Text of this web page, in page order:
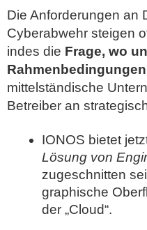
Die Anforderungen an
Cyberabwehr steigen
indes die Frage, wo
mittelständische
Betreiber an
IONOS bietet
Lösung von
zugeschnitten
graphische
der „Cloud“.